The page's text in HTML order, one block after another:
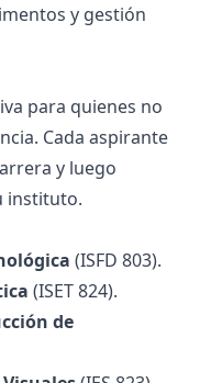
y gestión
para quienes no
Cada aspirante
y luego
instituto.
(ISFD 803).
(ISET 824).
de